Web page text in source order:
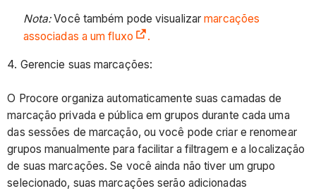
Nota:Você também pode visualizarmarcações
associadas a um fluxo
.
4. Gerencie suas marcações:
O Procore organiza automaticamente suas camadas de
marcação privada e pública em grupos durante cada uma
das sessões de marcação, ou você pode criar e renomear
grupos manualmente para facilitar a filtragem e a localização
de suas marcações. Se você ainda não tiver um grupo
selecionado, suas marcações serão adicionadas